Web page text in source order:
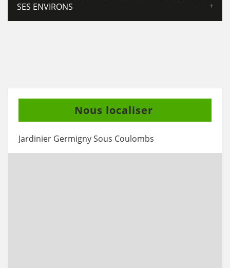
SES ENVIRONS
Nous localiser
Jardinier Germigny Sous Coulombs